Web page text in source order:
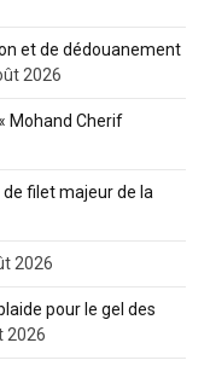
et de dédouanement
2026
Mohand Cherif
de filet majeur de la
2026
pour le gel des
2026